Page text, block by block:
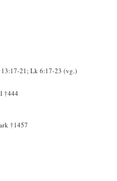
21; Lk 6:17-23 (vg.)
†444
†1457